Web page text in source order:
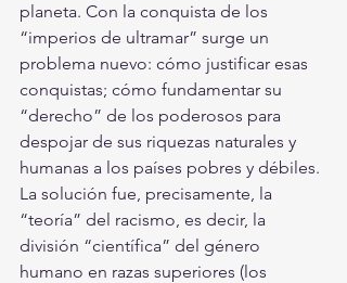
planeta. Con la conquista de los
“imperios de ultramar” surge un
problema nuevo: cómo justificar esas
conquistas; cómo fundamentar su
“derecho” de los poderosos para
despojar de sus riquezas naturales y
humanas a los países pobres y débiles.
La solución fue, precisamente, la
“teoría” del racismo, es decir, la
división “científica” del género
humano en razas superiores (los